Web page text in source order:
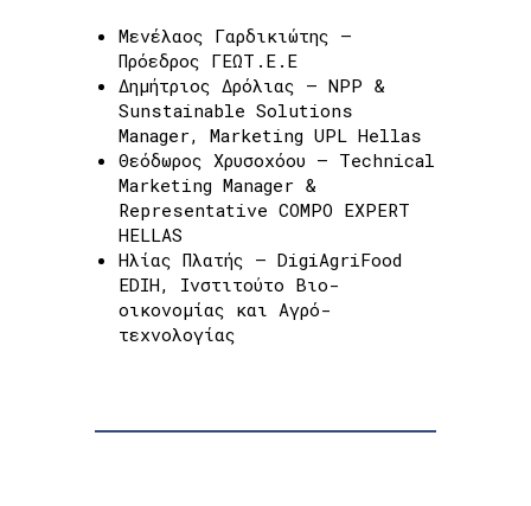
Μενέλαος Γαρδικιώτης –
Πρόεδρος ΓΕΩΤ.Ε.Ε
Δημήτριος Δρόλιας – NPP &
Sunstainable Solutions
Manager, Marketing UPL Hellas
Θεόδωρος Χρυσοχόου – Technical
Marketing Manager &
Representative COMPO EXPERT
HELLAS
Ηλίας Πλατής – DigiAgriFood
EDIH, Ινστιτούτο Βιο-
οικονομίας και Αγρό-
τεχνολογίας